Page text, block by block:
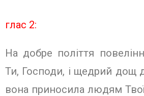
глас 2:
На добре поліття
Ти, Господи, і щедрий дощ
вона приносила людям